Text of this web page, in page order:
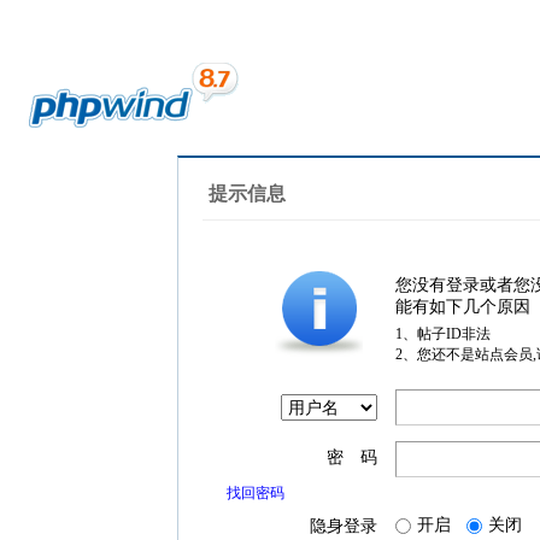
提示信息
您没有登录或者您
能有如下几个原因
1、帖子ID非法
2、您还不是站点会员
密 码
找回密码
隐身登录 开启 关闭